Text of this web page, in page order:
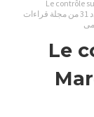
Le contrôle
juridique et objectifs . Dr Majd abdelmouneim - مقالات العدد 31 من مجلة قراءات
Le